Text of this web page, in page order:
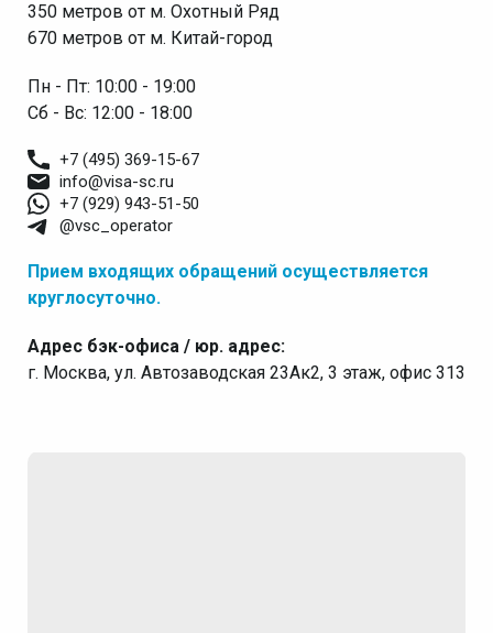
350 метров от м. Охотный Ряд
670 метров от м. Китай-город
Пн - Пт: 10:00 - 19:00
Сб - Вс: 12:00 - 18:00
+7 (495) 369-15-67
info@visa-sc.ru
+7 (929) 943-51-50
@vsc_operator
Прием входящих обращений осуществляется
круглосуточно.
Адрес бэк-офиса / юр. адрес:
г. Москва, ул. Автозаводская 23Ак2, 3 этаж, офис 313